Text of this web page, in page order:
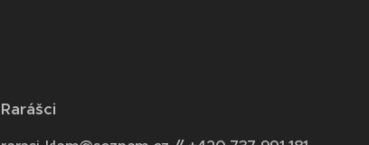
Rarášci